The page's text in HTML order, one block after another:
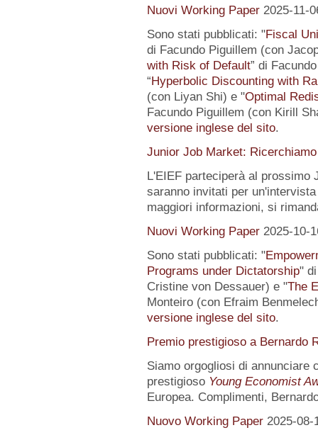
Nuovi Working Paper 2025-11-
Sono stati pubblicati: "Fiscal
di Facundo Piguillem (con
with Risk of Default” di
“Hyperbolic Discounting with
(con Liyan Shi) e "Optimal
Facundo Piguillem (con Kirill
versione inglese del sito.
Junior Job Market:
L'EIEF parteciperà al prossimo
saranno invitati per
maggiori informazioni, si
Nuovi Working Paper 2025-10-
Sono stati pubblicati: "
Programs under Dictatorship"
Cristine von Dessauer) e "The
Monteiro (con Efraim
versione inglese del sito.
Premio prestigioso a Bernardo
Siamo orgogliosi di annunciare
prestigioso Young Economist
Europea. Complimenti,
Nuovo Working Paper 2025-08-